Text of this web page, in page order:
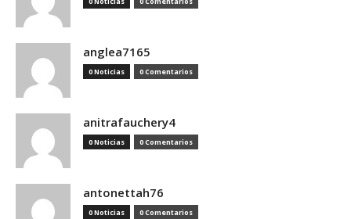
anglea7165
0 Noticias 0 Comentarios
anitrafauchery4
0 Noticias 0 Comentarios
antonettah76
0 Noticias 0 Comentarios